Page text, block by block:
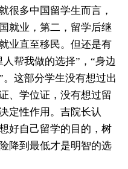
多中国留学生而言，
就业，第二，留学后继
业直至移民。但还是有
帮我做的选择”，“身边
这部分学生没有想过出
、学位证，没有想过留
定性作用。吉院长认
好自己留学的目的，树
降到最低才是明智的选